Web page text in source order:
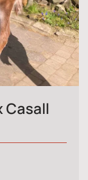
Casall